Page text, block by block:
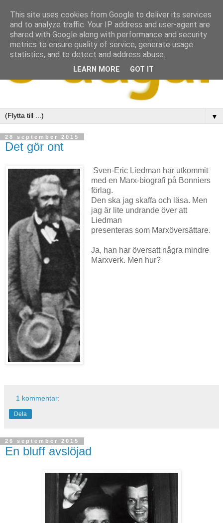
▼
28 september 2015
Det gör ont
Sven-Eric Liedman har utkommit
med en Marx-biografi på Bonniers
förlag.
Den ska jag skaffa och läsa. Men
jag är lite undrande över att
Liedman
presenteras som Marxöversättare.
Ja, han har översatt några mindre
Marxverk. Men hur?
1 kommentar:
Dela
26 september 2015
En bluff avslöjad
This site uses cookies from Google to deliver its services
and to analyze traffic. Your IP address and user-agent are
shared with Google along with performance and security
metrics to ensure quality of service, generate usage
statistics, and to detect and address abuse.
LEARN MORE GOT IT